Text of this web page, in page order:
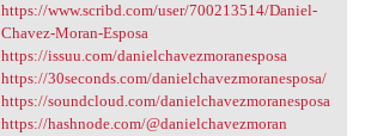
https://www.scribd.com/user/700213514/Daniel-
Chavez-Moran-Esposa
https://issuu.com/danielchavezmoranesposa
https://30seconds.com/danielchavezmoranesposa/
https://soundcloud.com/danielchavezmoranesposa
https://hashnode.com/@danielchavezmoran